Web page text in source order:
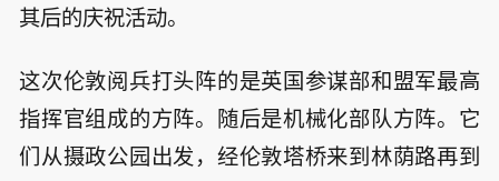
其后的庆祝活动。
这次伦敦阅兵打头阵的是英国参谋部和盟军最高
指挥官组成的方阵。随后是机械化部队方阵。它
们从摄政公园出发，经伦敦塔桥来到林荫路再到